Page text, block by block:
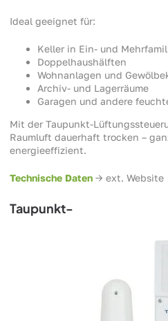
Ideal geeignet für:
Keller in Ein- und
Doppelhaushälften
Wohnanlagen und
Archiv- und Lagerräume
Garagen und andere
Mit der Taupunkt-
Raumluft dauerhaft trocken –
energieeffizient.
Technische Daten -> ext. Website
Taupunkt-